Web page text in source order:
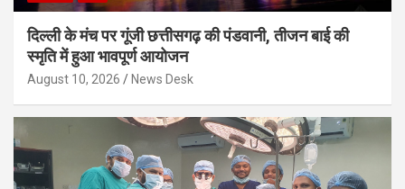
दिल्ली के मंच पर गूंजी छत्तीसगढ़ की पंडवानी, तीजन बाई की
स्मृति में हुआ भावपूर्ण आयोजन
August 10, 2026 News Desk